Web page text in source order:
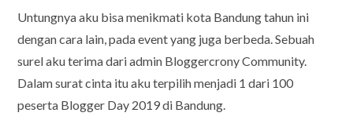
Untungnya aku bisa menikmati kota Bandung tahun ini
dengan cara lain, pada event yang juga berbeda. Sebuah
surel aku terima dari admin Bloggercrony Community.
Dalam surat cinta itu aku terpilih menjadi 1 dari 100
peserta Blogger Day 2019 di Bandung.